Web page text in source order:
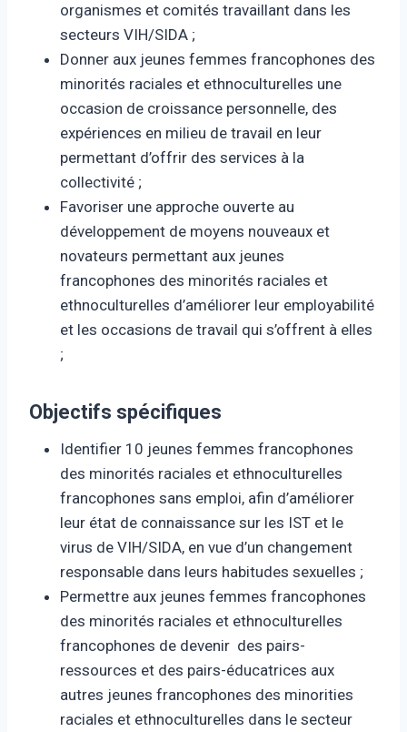
organismes et comités travaillant dans les
secteurs VIH/SIDA ;
Donner aux jeunes femmes francophones des
minorités raciales et ethnoculturelles une
occasion de croissance personnelle, des
expériences en milieu de travail en leur
permettant d’offrir des services à la
collectivité ;
Favoriser une approche ouverte au
développement de moyens nouveaux et
novateurs permettant aux jeunes
francophones des minorités raciales et
ethnoculturelles d’améliorer leur employabilité
et les occasions de travail qui s’offrent à elles
;
Objectifs spécifiques
Identifier 10 jeunes femmes francophones
des minorités raciales et ethnoculturelles
francophones sans emploi, afin d’améliorer
leur état de connaissance sur les IST et le
virus de VIH/SIDA, en vue d’un changement
responsable dans leurs habitudes sexuelles ;
Permettre aux jeunes femmes francophones
des minorités raciales et ethnoculturelles
francophones de devenir des pairs-
ressources et des pairs-éducatrices aux
autres jeunes francophones des minorities
raciales et ethnoculturelles dans le secteur